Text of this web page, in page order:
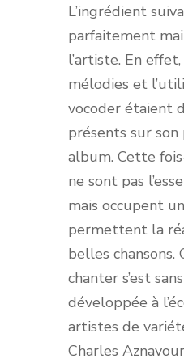
L’ingrédient
parfaitement
l’artiste. En
mélodies et
vocoder étaient
présents sur
album. Cette
ne sont pas
mais occupent
permettent la
belles
chanter s’est
développée à
artistes de
Charles